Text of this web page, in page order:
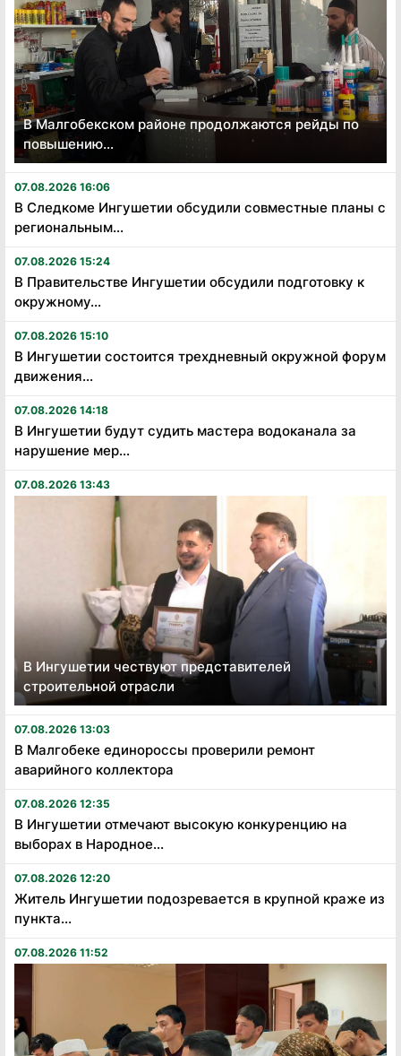
В Малгобекском районе продолжаются рейды по
повышению...
07.08.2026 16:06
В Следкоме Ингушетии обсудили совместные планы с
региональным...
07.08.2026 15:24
В Правительстве Ингушетии обсудили подготовку к
окружному...
07.08.2026 15:10
В Ингушетии состоится трехдневный окружной форум
движения...
07.08.2026 14:18
В Ингушетии будут судить мастера водоканала за
нарушение мер...
07.08.2026 13:43
В Ингушетии чествуют представителей
строительной отрасли
07.08.2026 13:03
В Малгобеке единороссы проверили ремонт
аварийного коллектора
07.08.2026 12:35
В Ингушетии отмечают высокую конкуренцию на
выборах в Народное...
07.08.2026 12:20
Житель Ингушетии подозревается в крупной краже из
пункта...
07.08.2026 11:52